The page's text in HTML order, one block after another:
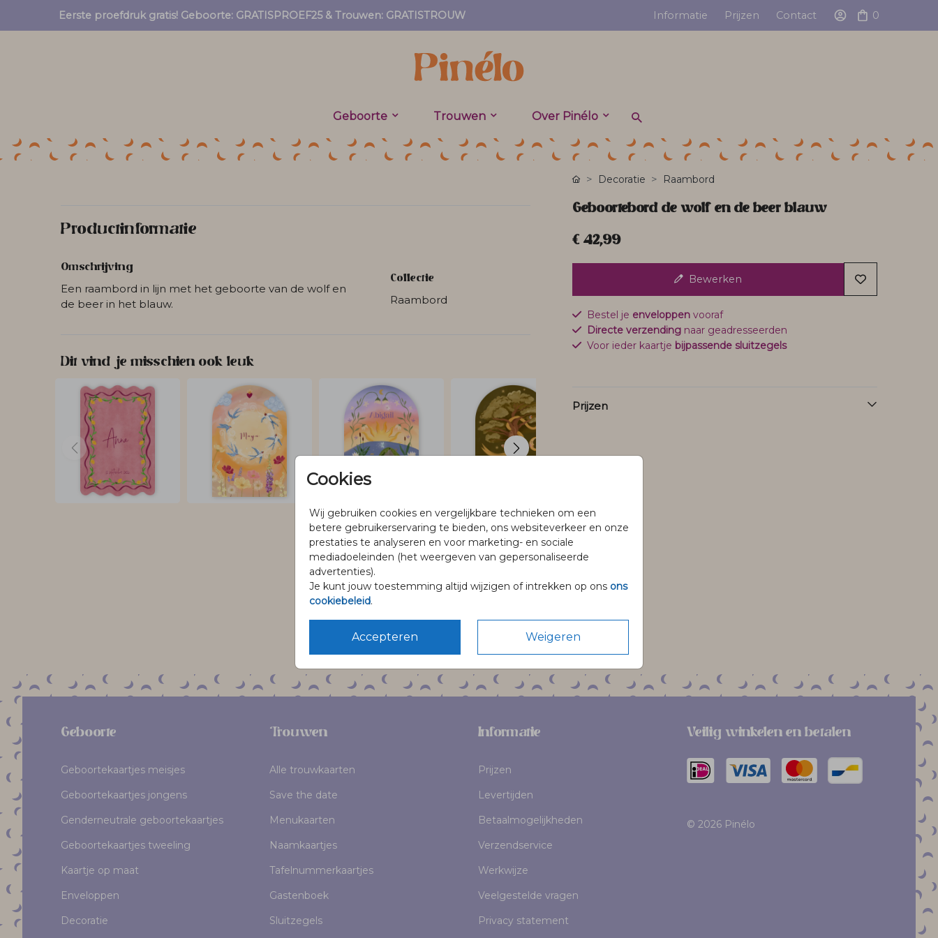
Eerste proefdruk gratis! Geboorte: GRATISPROEF25 & Trouwen: GRATISTROUW Informatie Prijzen Contact 0
Geboorte Trouwen Over Pinélo
Cookies
Wij gebruiken cookies en vergelijkbare technieken om een
betere gebruikerservaring te bieden, ons websiteverkeer en onze
prestaties te analyseren en voor marketing- en sociale
mediadoeleinden (het weergeven van gepersonaliseerde
advertenties).
Je kunt jouw toestemming altijd wijzigen of intrekken op ons ons
cookiebeleid.
Accepteren Weigeren
Productinformatie
Omschrijving
Een raambord in lijn met het geboorte van de wolf en
de beer in het blauw.
Collectie
Raambord
Dit vind je misschien ook leuk
Decoratie Raambord
Geboortebord de wolf en de beer blauw
€ 42,99
Bewerken
Bestel je enveloppenvooraf
Directe verzendingnaar geadresseerden
Voor ieder kaartje bijpassende sluitzegels
Prijzen
@pineloillustraties
Volg Pinélo op Instagram
Geboorte
Geboortekaartjes meisjes
Geboortekaartjes jongens
Genderneutrale geboortekaartjes
Geboortekaartjes tweeling
Kaartje op maat
Enveloppen
Decoratie
Trouwen
Alle trouwkaarten
Save the date
Menukaarten
Naamkaartjes
Tafelnummerkaartjes
Gastenboek
Sluitzegels
Informatie
Prijzen
Levertijden
Betaalmogelijkheden
Verzendservice
Werkwijze
Veelgestelde vragen
Privacy statement
Veilig winkelen en betalen
© 2026 Pinélo